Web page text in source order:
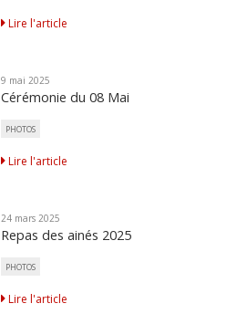
Lire l'article
9 mai 2025
Cérémonie du 08 Mai
PHOTOS
Lire l'article
24 mars 2025
Repas des ainés 2025
PHOTOS
Lire l'article